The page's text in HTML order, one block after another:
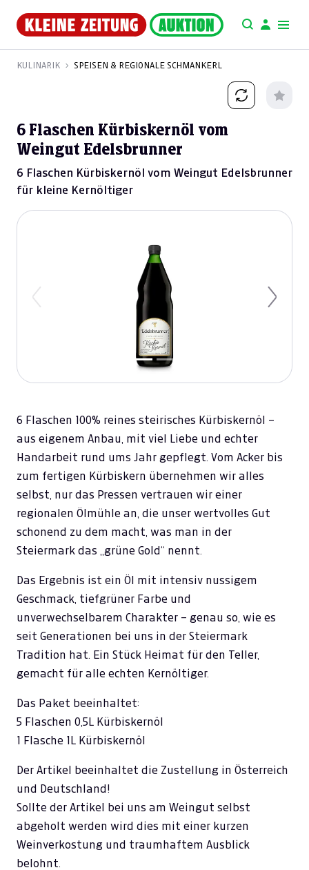
KULINARIK SPEISEN & REGIONALE SCHMANKERL
6 Flaschen Kürbiskernöl vom
Weingut Edelsbrunner
6 Flaschen Kürbiskernöl vom Weingut Edelsbrunner
für kleine Kernöltiger
Previous Next
6 Flaschen 100% reines steirisches Kürbiskernöl –
aus eigenem Anbau, mit viel Liebe und echter
Handarbeit rund ums Jahr gepflegt. Vom Acker bis
zum fertigen Kürbiskern übernehmen wir alles
selbst, nur das Pressen vertrauen wir einer
regionalen Ölmühle an, die unser wertvolles Gut
schonend zu dem macht, was man in der
Steiermark das „grüne Gold“ nennt.
Das Ergebnis ist ein Öl mit intensiv nussigem
Geschmack, tiefgrüner Farbe und
unverwechselbarem Charakter – genau so, wie es
seit Generationen bei uns in der Steiermark
Tradition hat. Ein Stück Heimat für den Teller,
gemacht für alle echten Kernöltiger.
Das Paket beeinhaltet:
5 Flaschen 0,5L Kürbiskernöl
1 Flasche 1L Kürbiskernöl
Der Artikel beeinhaltet die Zustellung in Österreich
und Deutschland!
Sollte der Artikel bei uns am Weingut selbst
abgeholt werden wird dies mit einer kurzen
Weinverkostung und traumhaftem Ausblick
belohnt.